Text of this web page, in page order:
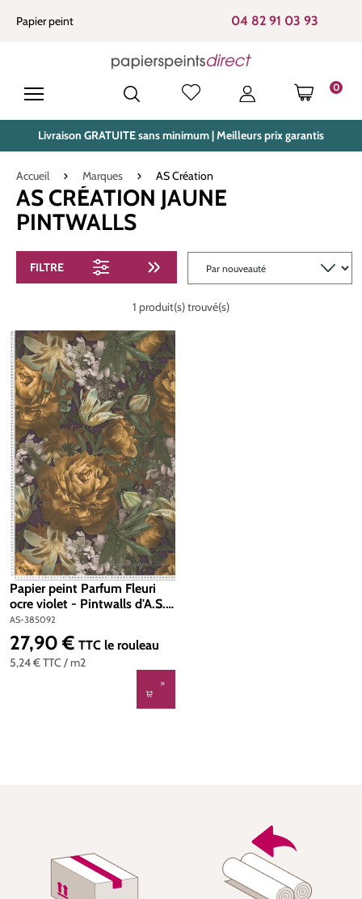
principal
Papier peint 04 82 91 03 93
0
LE
Livraison GRATUITE sans minimum | Meilleurs prix garantis
Accueil Marques AS Création
AS CRÉATION JAUNE
PINTWALLS
FILTRE
1 produit(s) trouvé(s)
Papier peint Parfum Fleuri
ocre violet - Pintwalls d'A.S.
Création | Réf. AS-385092
AS-385092
5,24 €TTC / m2
Prix régulier :
27,90 € TTC le rouleau